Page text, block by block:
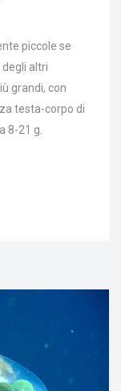
piccole se
altri
grandi, con
testa-corpo di
8-21 g.